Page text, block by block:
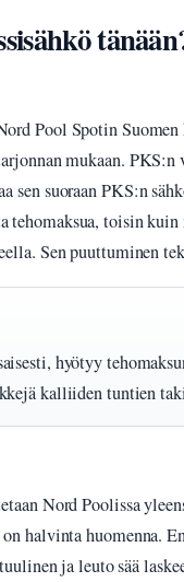
Pool Spotin
mukaan.
suoraan PKS:n
tehomaksua, toisin
Sen puuttuminen
hyötyy
kalliiden tuntien
Nord Poolissa
halvinta huomenna.
ja leuto sää